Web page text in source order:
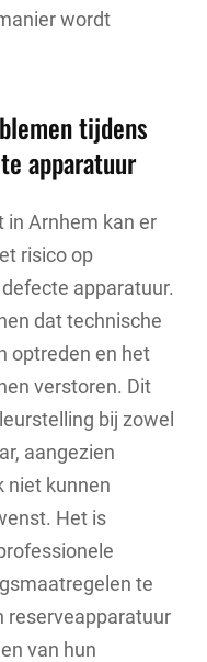
wordt
tijdens
apparatuur
Arnhem kan er
risico op
apparatuur.
dat technische
optreden en het
verstoren. Dit
bij zowel
aangezien
niet kunnen
Het is
te
reserveapparatuur
van hun